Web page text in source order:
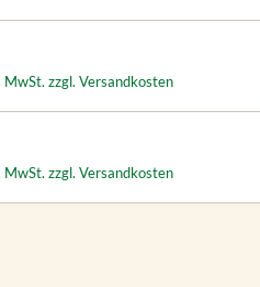
MwSt. zzgl. Versandkosten
MwSt. zzgl. Versandkosten